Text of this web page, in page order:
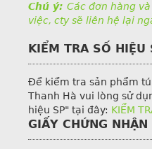
Chú ý: Các đơn hàng
việc, cty sẽ liên hệ lại
KIỂM TRA SỐ HIỆU
Để kiểm tra sản phẩm
Thanh Hà vui lòng sử
hiệu SP" tại đây: KIỂM
GIẤY CHỨNG NHẬN